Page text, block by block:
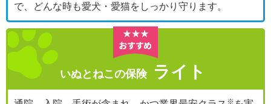
で、どんな時も愛犬・愛猫をしっかり守ります。
いぬとねこの保険 ライト